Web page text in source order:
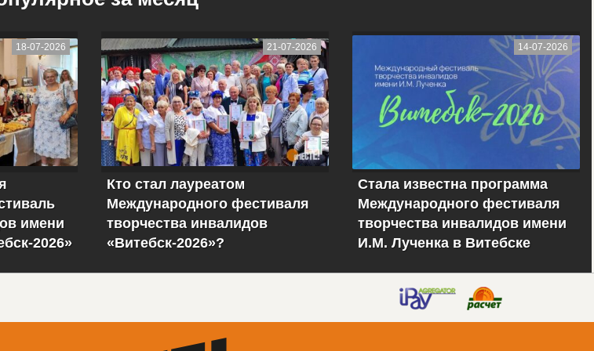
18-07-2026
имени
2026»
21-07-2026
Кто стал лауреатом
Международного фестиваля
творчества инвалидов
«Витебск-2026»?
14-07-2026
Стала известна программа
Международного фестиваля
творчества инвалидов имени
И.М. Лученка в Витебске